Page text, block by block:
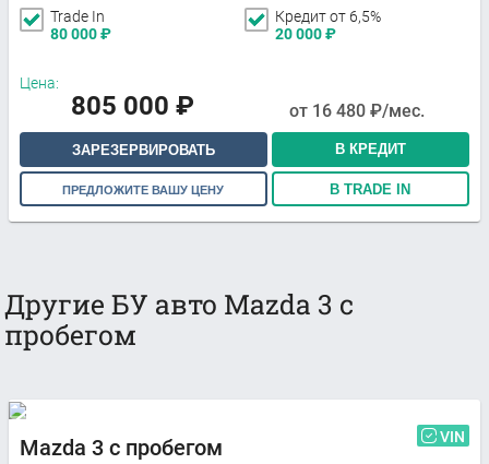
Trade In
80 000₽
Кредит от 6,5%
20 000₽
Цена:
805 000 ₽ от 16 480 ₽/мес.
ЗАРЕЗЕРВИРОВАТЬ В КРЕДИТ
ПРЕДЛОЖИТЕ ВАШУ ЦЕНУ В TRADE IN
Другие БУ авто Mazda 3 с
пробегом
Mazda 3 с пробегом VIN